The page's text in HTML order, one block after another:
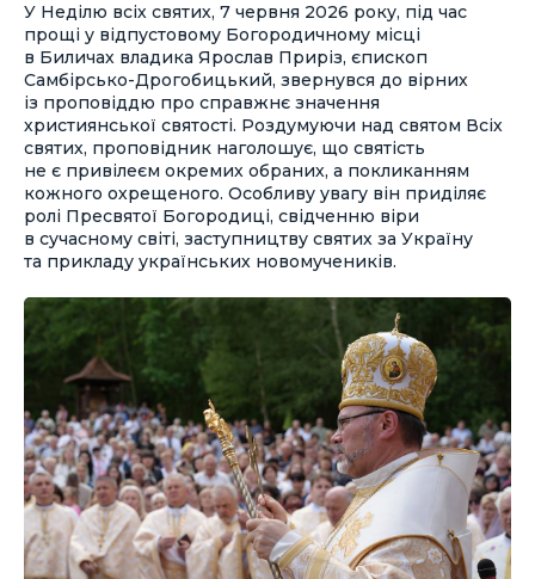
У Неділю всіх святих, 7 червня 2026 року, під час
прощі у відпустовому Богородичному місці
в Биличах владика Ярослав Приріз, єпископ
Самбірсько-Дрогобицький, звернувся до вірних
із проповіддю про справжнє значення
християнської святості. Роздумуючи над святом Всіх
святих, проповідник наголошує, що святість
не є привілеєм окремих обраних, а покликанням
кожного охрещеного. Особливу увагу він приділяє
ролі Пресвятої Богородиці, свідченню віри
в сучасному світі, заступництву святих за Україну
та прикладу українських новомучеників.